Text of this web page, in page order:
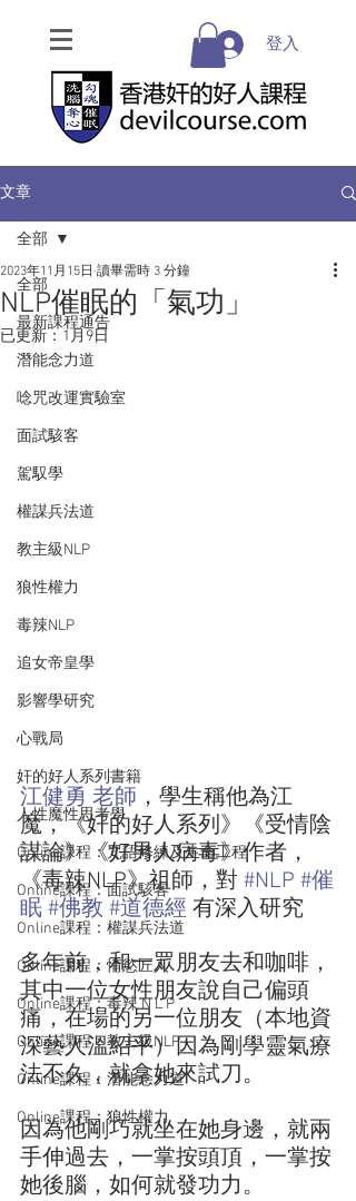
登入
文章
全部
最新課程通告
潛能念力道
唸咒改運實驗室
面試駭客
駕馭學
權謀兵法道
教主級NLP
狼性權力
毒辣NLP
追女帝皇學
影響學研究
心戰局
奸的好人系列書籍
人性魔性思考學
Online課程：咒語修練及生命工程
Online課程：面試駭客
Online課程：權謀兵法道
Online課程：情慾匠人
Online課程：毒辣 N L P
Online課程：教主級NLP
Online課程：潛能念力道
Online課程：狼性權力
全部
NLP催眠的「氣功」
2023年11月15日 讀畢需時 3 分鐘
已更新： 1月9日
江健勇 老師 ，學生稱他為江
魔，《奸的好人系列》《受情陰
謀論》《好男人病毒》作者，
《毒辣NLP》祖師，對 #NLP #催
眠 #佛教 #道德經 有深入研究
多年前，和一眾朋友去和咖啡，
其中一位女性朋友說自己偏頭
痛，在場的另一位朋友（本地資
深藝人溫紹平）因為剛學靈氣療
法不久，就拿她來試刀。
因為他剛巧就坐在她身邊，就兩
手伸過去，一掌按頭頂，一掌按
她後腦，如何就發功力。